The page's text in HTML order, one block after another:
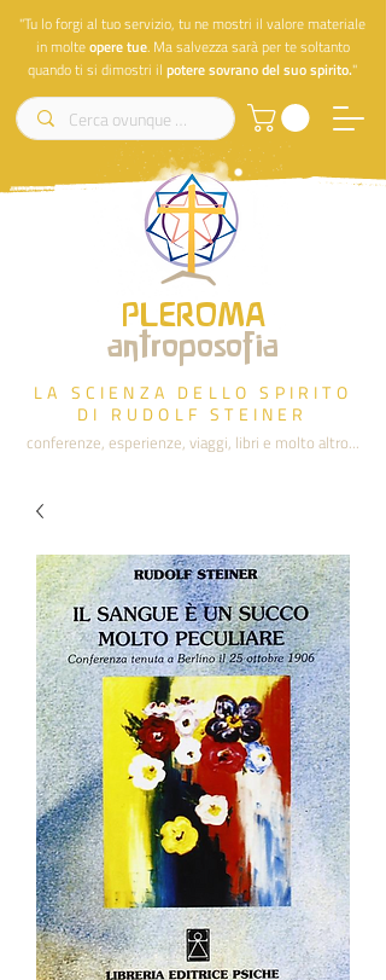
"Tu lo forgi al tuo servizio, tu ne mostri il valore materiale
in molteoperetue. Ma salvezza sarà per te soltanto
quando ti si dimostri il potere sovrano del suo spirito."
PLEROMA
antroposofia
LA SCIENZA DELLO SPIRITO
DI RUDOLF STEINER
conferenze, esperienze, viaggi, libri e molto altro...